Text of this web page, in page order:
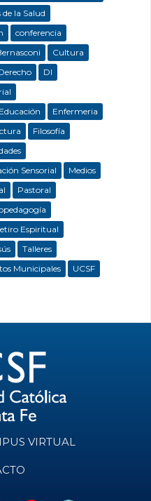
de la Salud
conferencia
Cultura
DI
Educación
Enfermeria
Filosofía
Sensorial
Medios
Pastoral
Espiritual
Talleres
Municipales UCSF
VIRTUAL